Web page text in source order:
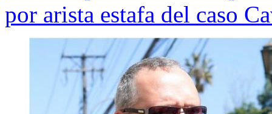
por arista estafa del caso